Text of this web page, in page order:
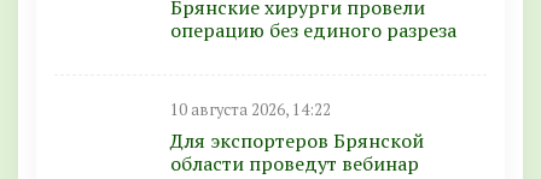
Брянские хирурги провели
операцию без единого разреза
10 августа 2026, 14:22
Для экспортеров Брянской
области проведут вебинар